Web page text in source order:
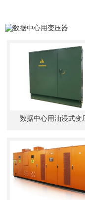
数据中心用油浸式变